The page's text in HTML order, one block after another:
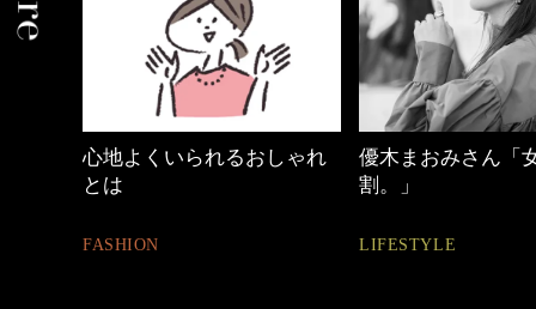
優木まおみさん「女の時間
割。」
LIFESTYLE
40代の小顔メイク